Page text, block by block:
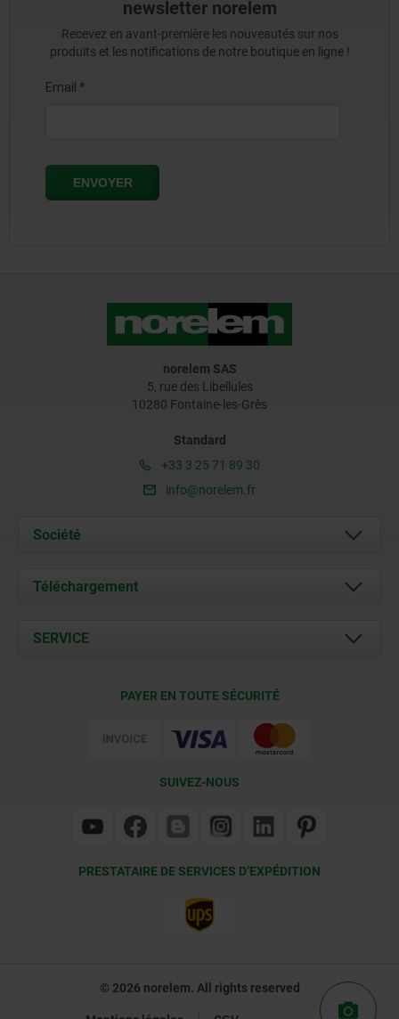
newsletter norelem
Recevez en avant-première les nouveautés sur nos
produits et les notifications de notre boutique en ligne !
norelem SAS
5, rue des Libellules
10280 Fontaine-les-Grès
Standard
+33 3 25 71 89 30
info@norelem.fr
Société
À propos de nous
Contact
Téléchargement
Documents
SERVICE
PAYER EN TOUTE SÉCURITÉ
SUIVEZ-NOUS
PRESTATAIRE DE SERVICES D’EXPÉDITION
© 2026 norelem. All rights reserved